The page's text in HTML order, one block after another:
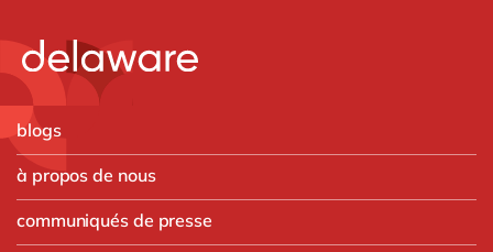
blogs
à propos de nous
communiqués de presse